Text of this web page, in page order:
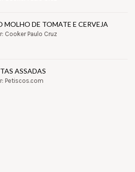
MOLHO DE TOMATE E CERVEJA
Cooker Paulo Cruz
ASSADAS
Petiscos.com